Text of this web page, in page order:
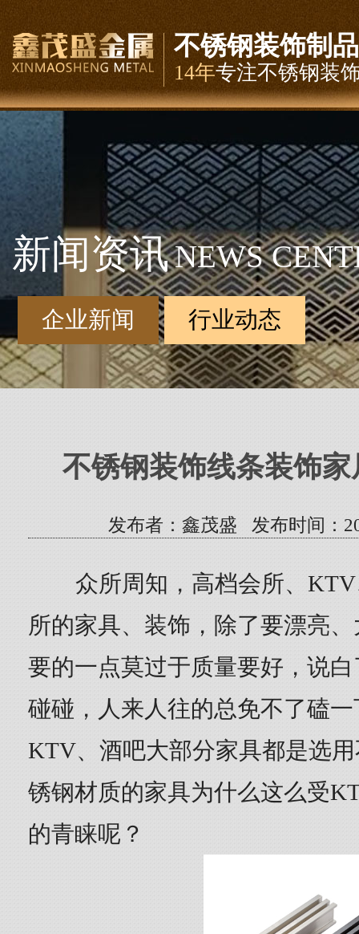
不锈钢装饰制品
14年专注不锈钢装
新闻资讯NEWS
企业新闻 行业动态
不锈钢装饰线条装饰
发布者：鑫茂盛 发布时间：
众所周知，高档会所、
所的家具、装饰，除了要漂亮
要的一点莫过于质量要好，说
碰碰，人来人往的总免不了磕
KTV、酒吧大部分家具都是选
锈钢材质的家具为什么这么受
的青睐呢？